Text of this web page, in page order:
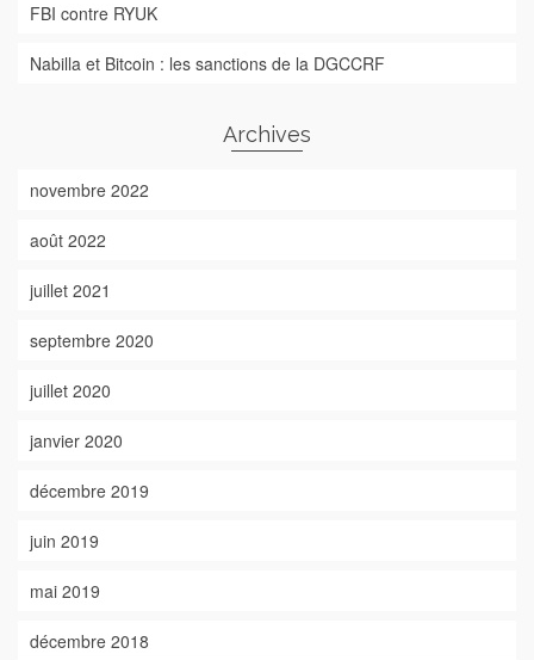
FBI contre RYUK
Nabilla et Bitcoin : les sanctions de la DGCCRF
Archives
novembre 2022
août 2022
juillet 2021
septembre 2020
juillet 2020
janvier 2020
décembre 2019
juin 2019
mai 2019
décembre 2018